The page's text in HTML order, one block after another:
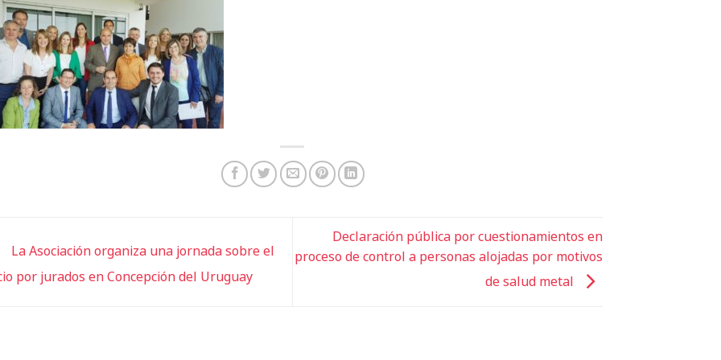
La Asociación organiza una jornada sobre el
por jurados en Concepción del Uruguay
Declaración pública por cuestionamientos en
proceso de control a personas alojadas por motivos
de salud metal